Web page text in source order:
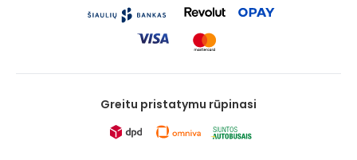
Greitu pristatymu rūpinasi